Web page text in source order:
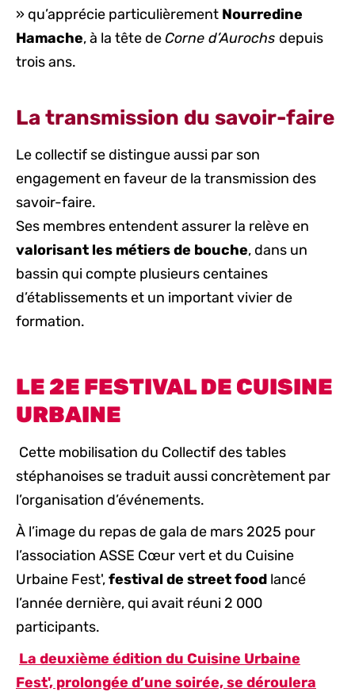
» qu’apprécie particulièrement Nourredine
Hamache, à la tête deCorne d’Aurochs depuis
trois ans.
La transmission du savoir-faire
Le collectif se distingue aussi par son
engagement en faveur de la transmission des
savoir-faire.
Ses membres entendent assurer la relève en
valorisant les métiers de bouche, dans un
bassin qui compte plusieurs centaines
d’établissements et un important vivier de
formation.
LE 2E FESTIVAL DE CUISINE
URBAINE
Cette mobilisation du Collectif des tables
stéphanoises se traduit aussi concrètement par
l’organisation d’événements.
À l’image du repas de gala de mars 2025 pour
l’association ASSE Cœur vert et du Cuisine
Urbaine Fest',festival de street food lancé
l’année dernière, qui avait réuni 2 000
participants.
La deuxième édition du Cuisine Urbaine
Fest', prolongée d’une soirée, se déroulera